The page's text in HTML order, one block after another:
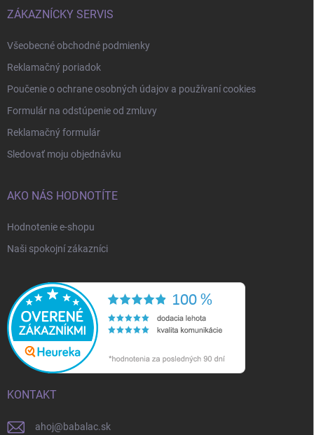
ZÁKAZNÍCKY SERVIS
Všeobecné obchodné podmienky
Reklamačný poriadok
Poučenie o ochrane osobných údajov a používaní cookies
Formulár na odstúpenie od zmluvy
Reklamačný formulár
Sledovať moju objednávku
AKO NÁS HODNOTÍTE
Hodnotenie e-shopu
Naši spokojní zákazníci
KONTAKT
ahoj@babalac.sk